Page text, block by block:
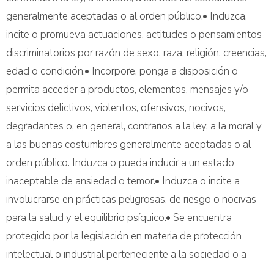
generalmente aceptadas o al orden público.• Induzca,
incite o promueva actuaciones, actitudes o pensamientos
discriminatorios por razón de sexo, raza, religión, creencias,
edad o condición.• Incorpore, ponga a disposición o
permita acceder a productos, elementos, mensajes y/o
servicios delictivos, violentos, ofensivos, nocivos,
degradantes o, en general, contrarios a la ley, a la moral y
a las buenas costumbres generalmente aceptadas o al
orden público. Induzca o pueda inducir a un estado
inaceptable de ansiedad o temor.• Induzca o incite a
involucrarse en prácticas peligrosas, de riesgo o nocivas
para la salud y el equilibrio psíquico.• Se encuentra
protegido por la legislación en materia de protección
intelectual o industrial perteneciente a la sociedad o a